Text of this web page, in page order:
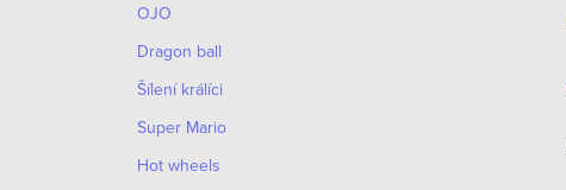
OJO
Dragon ball
Šílení králíci
Super Mario
Hot wheels